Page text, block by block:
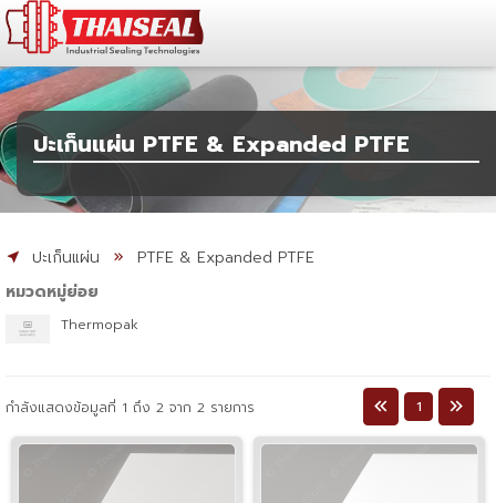
ปะเก็นแผ่น PTFE & Expanded PTFE
ปะเก็นแผ่น
PTFE & Expanded PTFE
หมวดหมู่ย่อย
Thermopak
กำลังแสดงข้อมูลที่ 1 ถึง 2 จาก 2 รายการ 1